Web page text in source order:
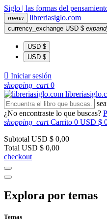
Siglo | las formas del
menu libreriasiglo.com
currency_exchange USD $
USD $
USD $
 Iniciar sesión
shopping_cart 0
libreriasiglo
¿No encontraste lo que buscas?
shopping_cart Carrito 0 USD $
Subtotal USD $ 0,00
Total USD $ 0,00
checkout
Explora por temas
Temas